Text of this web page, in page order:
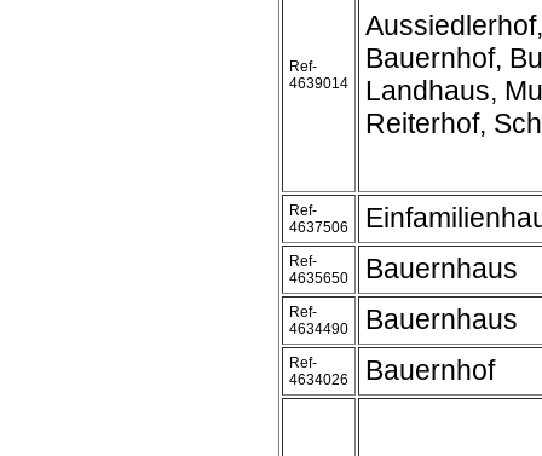
Ref-
4639014
Bauernhof,
Landhaus,
Reiterhof,
Ref-
4637506
Ref-
4635650
Bauernhaus
Ref-
4634490
Bauernhaus
Ref-
4634026
Bauernhof